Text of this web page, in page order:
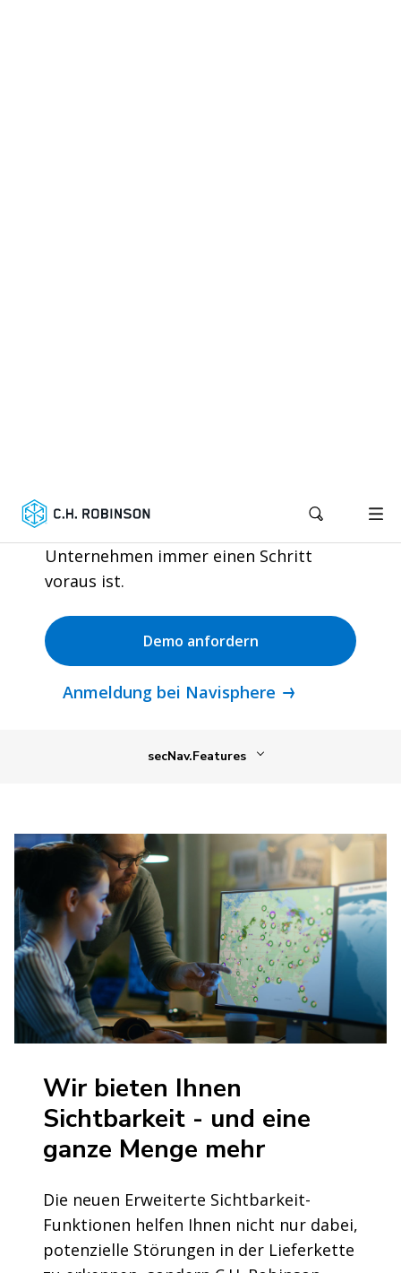
Lösen Sie Probleme, bevor sie sich auf
Ihre Lieferkette auswirken, damit Ihr
Unternehmen immer einen Schritt
voraus ist.
Demo anfordern
Anmeldung bei Navisphere
secNav.Features
Wir bieten Ihnen
Sichtbarkeit - und eine
ganze Menge mehr
Die neuen Erweiterte Sichtbarkeit-
Funktionen helfen Ihnen nicht nur dabei,
potenzielle Störungen in der Lieferkette